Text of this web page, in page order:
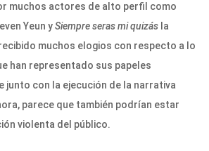
muchos actores de alto perfil como
Yeun ySiempre seras mi quizás la
muchos elogios con respecto a lo
han representado sus papeles
junto con la ejecución de la narrativa
parece que también podrían estar
violenta del público.